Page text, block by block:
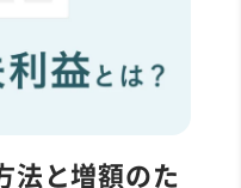
法と増額のた